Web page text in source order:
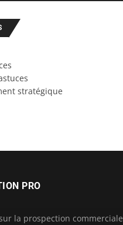
stratégique
PRO
la prospection commerciale